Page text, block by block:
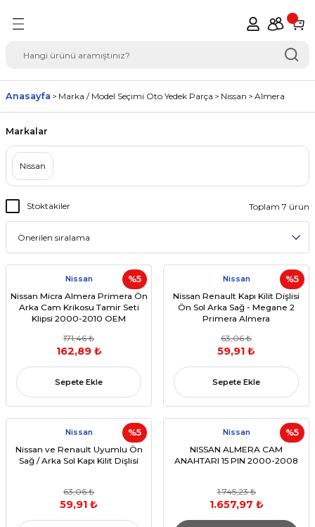
Seçimi Oto Yedek
Anasayfa Marka / Model Seçimi Oto Yedek Parça Nissan Almera
Markalar
Nissan
Stoktakiler Toplam 7 ürün
%5
Nissan
Nissan Micra Almera Primera Ön
Arka Cam Krikosu Tamir Seti
Klipsi 2000-2010 OEM
171,46 ₺
162,89 ₺
Sepete Ekle
%5
Nissan
Nissan Renault Kapı Kilit Dişlisi
Ön Sol Arka Sağ - Megane 2
Primera Almera
63,06 ₺
59,91 ₺
Sepete Ekle
%5
Nissan
Nissan ve Renault Uyumlu Ön
Sağ / Arka Sol Kapı Kilit Dişlisi
63,06 ₺
59,91 ₺
%5
Nissan
NISSAN ALMERA CAM
ANAHTARI 15 PIN 2000-2008
1.745,23 ₺
1.657,97 ₺